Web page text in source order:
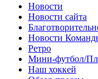
Новости
Новости сайта
Новости
Ретро
Мини-футбол/
Наш хоккей